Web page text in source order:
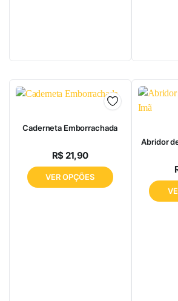
Caderneta Emborrachada
R$21,90
VER OPÇÕES
Abridor